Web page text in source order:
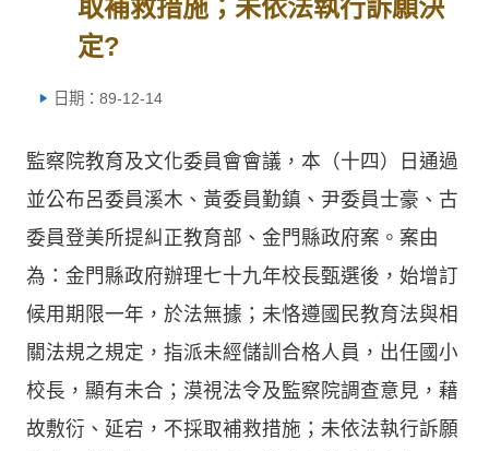
取補救措施；未依法執行訴願決
定?
日期：89-12-14
監察院教育及文化委員會會議，本（十四）日通過
並公布呂委員溪木、黃委員勤鎮、尹委員士豪、古
委員登美所提糾正教育部、金門縣政府案。案由
為：金門縣政府辦理七十九年校長甄選後，始增訂
候用期限一年，於法無據；未恪遵國民教育法與相
關法規之規定，指派未經儲訓合格人員，出任國小
校長，顯有未合；漠視法令及監察院調查意見，藉
故敷衍、延宕，不採取補救措施；未依法執行訴願